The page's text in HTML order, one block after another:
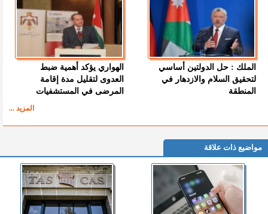
الملك : حل الدولتين أساسي
لتحقيق السلام والازدهار في
المنطقة
الهواري يؤكد أهمية ضبط
العدوى لتقليل مدة إقامة
المرضى في المستشفيات
المزيد ...
مواضيع ذات علاقة